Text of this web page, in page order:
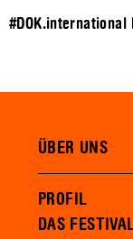
#DOK.international
ÜBER UNS
PROFIL
DAS